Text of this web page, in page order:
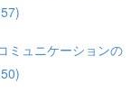
ミュニケーションの